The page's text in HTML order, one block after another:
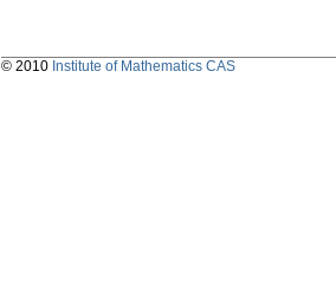
© 2010 Institute of Mathematics CAS